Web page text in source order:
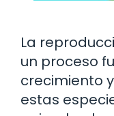
La
un proceso
crecimiento
estas